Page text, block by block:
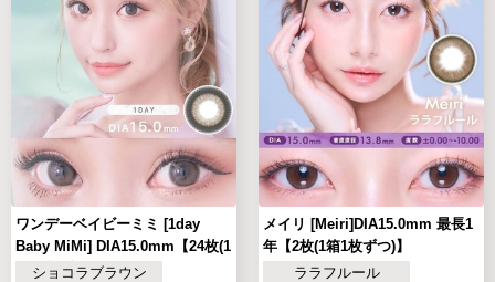
ワンデーベイビーミミ [1day
Baby MiMi] DIA15.0mm【24枚(1
箱12枚ずつ)
ショコラブラウン
メイリ [Meiri]DIA15.0mm 最長1
年【2枚(1箱1枚ずつ)】
ララフルール